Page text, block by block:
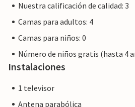
Nuestra calificación de calidad: 3
Camas para adultos: 4
Camas para niños: 0
Número de niños gratis (hasta 4
Instalaciones
1 televisor
Antena parabólica